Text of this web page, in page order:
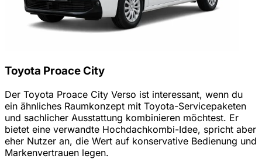
Toyota Proace City
Der Toyota Proace City Verso ist interessant, wenn du
ein ähnliches Raumkonzept mit Toyota-Servicepaketen
und sachlicher Ausstattung kombinieren möchtest. Er
bietet eine verwandte Hochdachkombi-Idee, spricht aber
eher Nutzer an, die Wert auf konservative Bedienung und
Markenvertrauen legen.